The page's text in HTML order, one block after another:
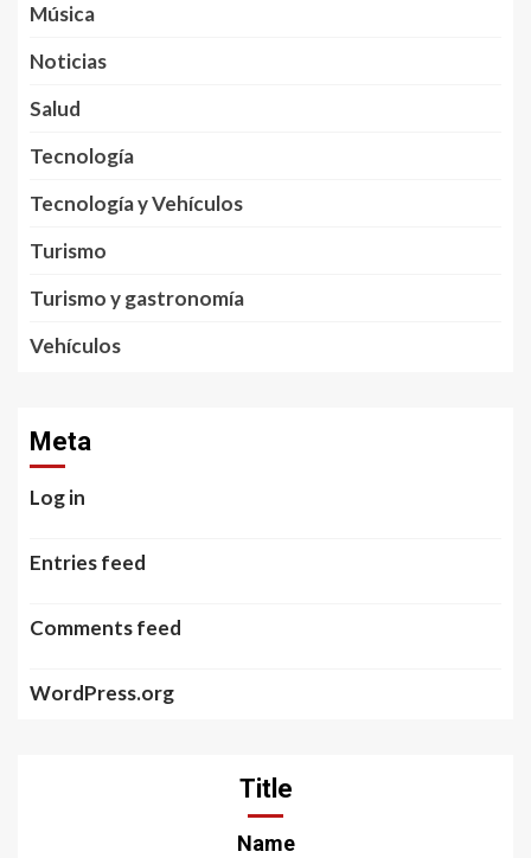
Música
Noticias
Salud
Tecnología
Tecnología y Vehículos
Turismo
Turismo y gastronomía
Vehículos
Meta
Log in
Entries feed
Comments feed
WordPress.org
Title
Name